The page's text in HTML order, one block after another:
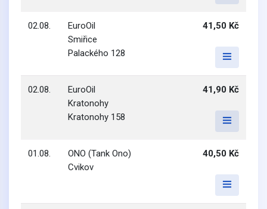
02.08.
EuroOil
Smiřice
Palackého 128
41,50 Kč
02.08.
EuroOil
Kratonohy
Kratonohy 158
41,90 Kč
01.08.
ONO (Tank Ono)
Cvikov
40,50 Kč